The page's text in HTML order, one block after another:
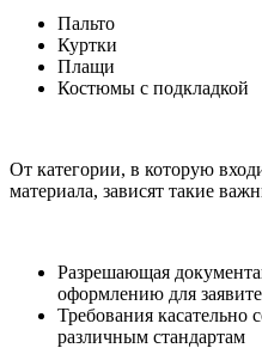
Пальто
Куртки
Плащи
Костюмы с подкладкой
От категории, в которую
материала, зависят такие
Разрешающая
оформлению для
Требования касательно
различным стандартам